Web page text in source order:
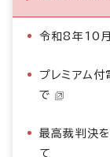
令和8年10月
プレミアム
で
最高裁判決
て